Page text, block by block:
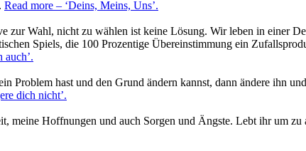
Read more – ‘Deins, Meins, Uns’.
zur Wahl, nicht zu wählen ist keine Lösung. Wir leben in einer
Spiels, die 100 Prozentige Übereinstimmung ein
auch’.
Problem hast und den Grund ändern kannst, dann ändere ihn
dich nicht’.
meine Hoffnungen und auch Sorgen und Ängste. Lebt ihr um